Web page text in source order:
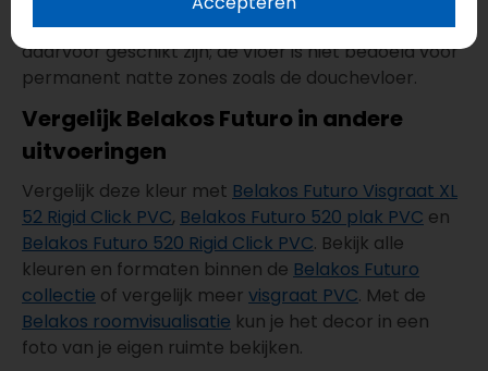
toegepast wanneer de ondergrond en verlijming
daarvoor geschikt zijn; de vloer is niet bedoeld voor
permanent natte zones zoals de douchevloer.
Vergelijk Belakos Futuro in andere
uitvoeringen
Vergelijk deze kleur met Belakos Futuro Visgraat XL
52 Rigid Click PVC, Belakos Futuro 520 plak PVC en
Belakos Futuro 520 Rigid Click PVC. Bekijk alle
kleuren en formaten binnen de Belakos Futuro
collectie of vergelijk meer visgraat PVC. Met de
Belakos roomvisualisatie kun je het decor in een
foto van je eigen ruimte bekijken.